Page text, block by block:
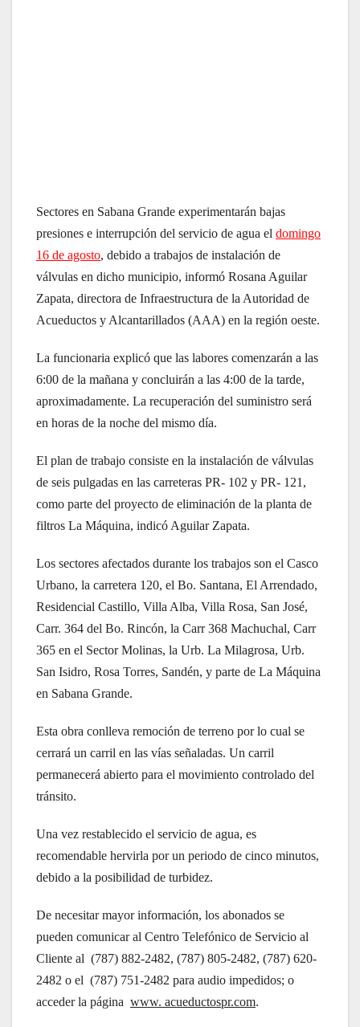
Sectores en Sabana Grande experimentarán bajas
presiones e interrupción del servicio de agua el domingo
16 de agosto, debido a trabajos de instalación de
válvulas en dicho municipio, informó Rosana Aguilar
Zapata, directora de Infraestructura de la Autoridad de
Acueductos y Alcantarillados (AAA) en la región oeste.
La funcionaria explicó que las labores comenzarán a las
6:00 de la mañana y concluirán a las 4:00 de la tarde,
aproximadamente. La recuperación del suministro será
en horas de la noche del mismo día.
El plan de trabajo consiste en la instalación de válvulas
de seis pulgadas en las carreteras PR- 102 y PR- 121,
como parte del proyecto de eliminación de la planta de
filtros La Máquina, indicó Aguilar Zapata.
Los sectores afectados durante los trabajos son el Casco
Urbano, la carretera 120, el Bo. Santana, El Arrendado,
Residencial Castillo, Villa Alba, Villa Rosa, San José,
Carr. 364 del Bo. Rincón, la Carr 368 Machuchal, Carr
365 en el Sector Molinas, la Urb. La Milagrosa, Urb.
San Isidro, Rosa Torres, Sandén, y parte de La Máquina
en Sabana Grande.
Esta obra conlleva remoción de terreno por lo cual se
cerrará un carril en las vías señaladas. Un carril
permanecerá abierto para el movimiento controlado del
tránsito.
Una vez restablecido el servicio de agua, es
recomendable hervirla por un periodo de cinco minutos,
debido a la posibilidad de turbidez.
De necesitar mayor información, los abonados se
pueden comunicar al Centro Telefónico de Servicio al
Cliente al (787) 882-2482, (787) 805-2482, (787) 620-
2482 o el (787) 751-2482 para audio impedidos; o
acceder la página www. acueductospr.com.